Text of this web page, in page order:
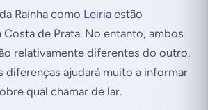
Rainha como Leiria estão
Costa de Prata. No entanto, ambos
relativamente diferentes do outro.
diferenças ajudará muito a informar
qual chamar de lar.